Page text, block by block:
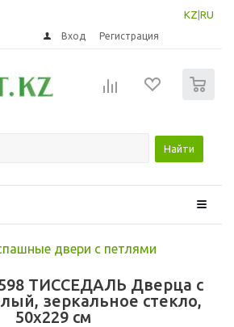
KZ RU
Вход Регистрация
Найти
двери с петлями
ТИССЕДАЛЬ Дверца с
зеркальное стекло,
50x229 см